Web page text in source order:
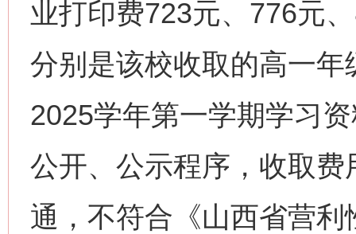
业打印费723元、776元
分别是该校收取的高一
2025学年第一学期学习
公开、公示程序，收取
通，不符合《山西省营